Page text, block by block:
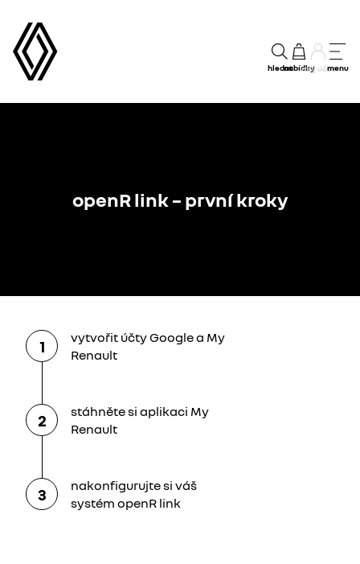
hledatnabídkymůj účetmenu
openR link – první kroky
1
vytvořit účty Google a My
Renault
2
stáhněte si aplikaci My
Renault
3
nakonfigurujte si váš
systém openR link